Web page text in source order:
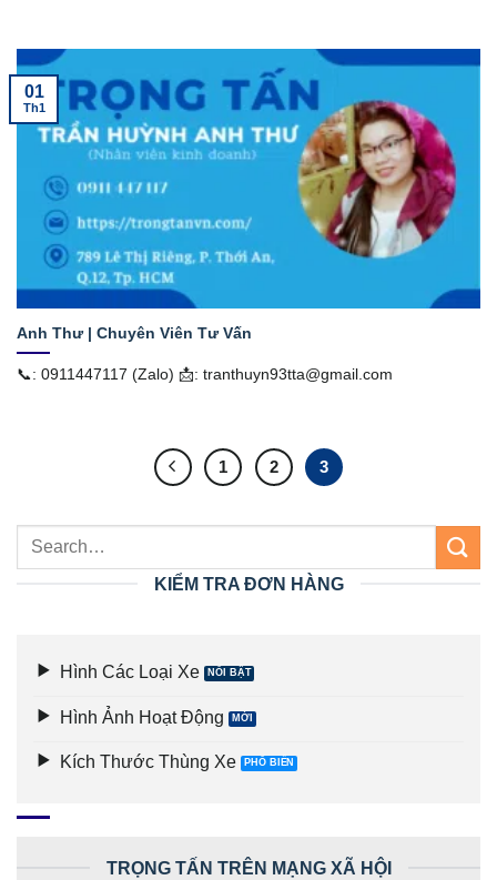
Anh Thư | Chuyên Viên Tư Vấn
📞: 0911447117 (Zalo) 📩: tranthuyn93tta@gmail.com
01
Th1
1 2 3
KIỂM TRA ĐƠN HÀNG
Hình Các Loại Xe
Hình Ảnh Hoạt Động
Kích Thước Thùng Xe
TRỌNG TẤN TRÊN MẠNG XÃ HỘI